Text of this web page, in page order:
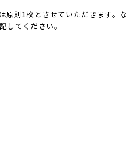
原則1枚とさせていただきます。な
てください。